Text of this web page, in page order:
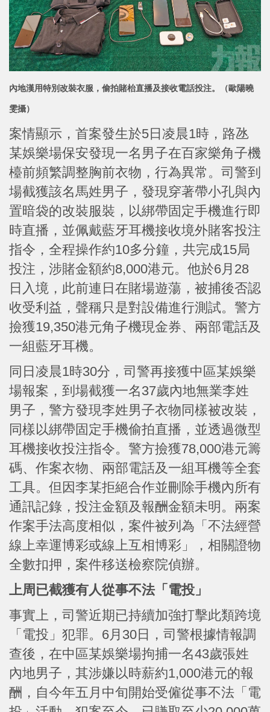
內地漢用特別改裝衣服，偷拍賭枱直播及接收電話投注。（歐陽曉
雯攝）
案情顯示，首案發生於5日凌晨1時，路氹
某娛樂場保安發現一名男子在百家樂角子機
檯前頻繁調整胸前衣物，行為異常。司警到
場截獲該名馬姓男子，發現穿著帶小孔與內
置暗袋的改裝服裝，以綁帶固定手機進行即
時直播，並佩戴藍牙耳機接收境外賭客投注
指令，全程操作約10多分鐘，共完成15局
投注，涉賭金額約8,000港元。他於6月28
日入境，此前連日在賭場遊蕩，被捕後否認
收受利益，聲稱只是對設備進行測試。警方
撿獲19,350港元角子機現金券、兩部電話及
一組藍牙耳機。
同日凌晨1時30分，司警再接獲中區某娛樂
場報案，到場截獲一名37歲內地無業李姓
男子，警方發現李姓男子衣物同樣被改裝，
同樣以綁帶固定手機偷拍直播，並透過微型
耳機接收投注指令。警方撿獲78,000港元籌
碼、作案衣物、兩部電話及一組耳機等全套
工具。但因李某拒絕合作並刪除手機內所有
通訊記錄，投注金額及報酬金額未明。兩案
作案手法高度相似，案件被列為「不法經營
線上幸運博彩或線上互相博彩」，相關證物
全數扣押，案件移送檢察院偵辦。
上周已截獲有人從事不法「電投」
事實上，司警近期已持續加強打擊此類跨境
「電投」犯罪。6月30日，司警根據情報調
查後，在中區某娛樂場拘捕一名43歲張姓
內地男子，其涉嫌以時薪約1,000港元的報
酬，自今年五月中旬開始受僱從事不法「電